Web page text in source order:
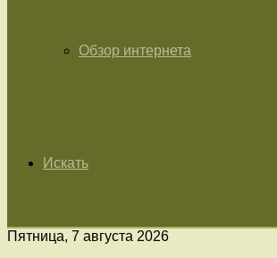
Обзор интернета
Искать
Пятница, 7 августа 2026